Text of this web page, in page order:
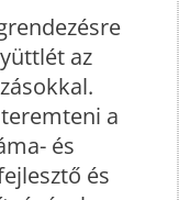
az
a
és
és